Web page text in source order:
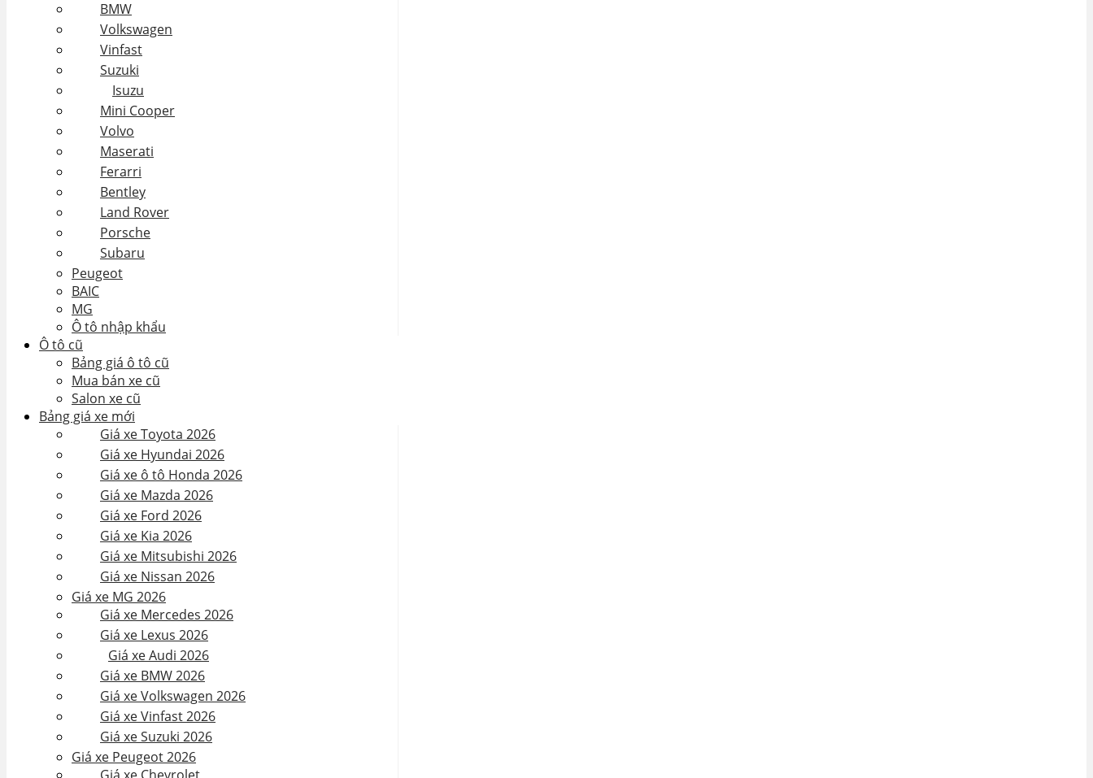
BMW
Volkswagen
Vinfast
Suzuki
Isuzu
Mini Cooper
Volvo
Maserati
Ferarri
Bentley
Land Rover
Porsche
Subaru
Peugeot
BAIC
MG
Ô tô nhập khẩu
Ô tô cũ
Bảng giá ô tô cũ
Mua bán xe cũ
Salon xe cũ
Bảng giá xe mới
Giá xe Toyota 2026
Giá xe Hyundai 2026
Giá xe ô tô Honda 2026
Giá xe Mazda 2026
Giá xe Ford 2026
Giá xe Kia 2026
Giá xe Mitsubishi 2026
Giá xe Nissan 2026
Giá xe MG 2026
Giá xe Mercedes 2026
Giá xe Lexus 2026
Giá xe Audi 2026
Giá xe BMW 2026
Giá xe Volkswagen 2026
Giá xe Vinfast 2026
Giá xe Suzuki 2026
Giá xe Peugeot 2026